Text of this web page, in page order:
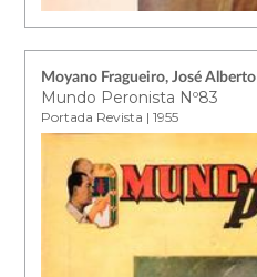
Moyano Fragueiro, José Alberto
Mundo Peronista Nº83
Portada Revista | 1955